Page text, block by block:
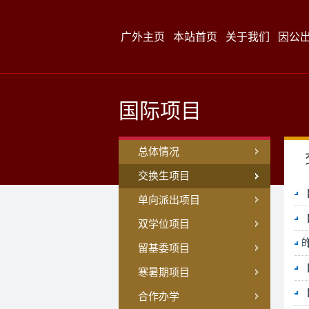
广外主页 本站首页 关于我们 因公
国际项目
总体情况
交换生项目
单向派出项目
双学位项目
留基委项目
寒暑期项目
合作办学